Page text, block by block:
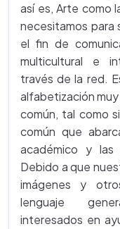
así es, Arte como
necesitamos para
el fin de
multicultural e
través de la red.
alfabetización
común, tal como
común que
académico y las
Debido a que
imágenes y
lenguaje
interesados en